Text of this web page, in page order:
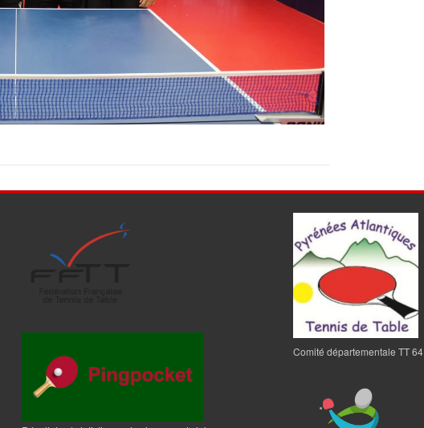
Comité départementale TT 64